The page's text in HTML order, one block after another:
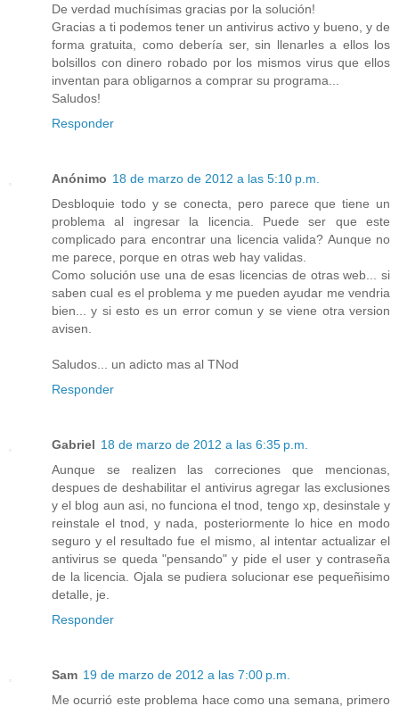
De verdad muchísimas gracias por la solución!
Gracias a ti podemos tener un antivirus activo y bueno, y de
forma gratuita, como debería ser, sin llenarles a ellos los
bolsillos con dinero robado por los mismos virus que ellos
inventan para obligarnos a comprar su programa...
Saludos!
Responder
Anónimo 18 de marzo de 2012 a las 5:10 p.m.
Desbloquie todo y se conecta, pero parece que tiene un
problema al ingresar la licencia. Puede ser que este
complicado para encontrar una licencia valida? Aunque no
me parece, porque en otras web hay validas.
Como solución use una de esas licencias de otras web... si
saben cual es el problema y me pueden ayudar me vendria
bien... y si esto es un error comun y se viene otra version
avisen.
Saludos... un adicto mas al TNod
Responder
Gabriel 18 de marzo de 2012 a las 6:35 p.m.
Aunque se realizen las correciones que mencionas,
despues de deshabilitar el antivirus agregar las exclusiones
y el blog aun asi, no funciona el tnod, tengo xp, desinstale y
reinstale el tnod, y nada, posteriormente lo hice en modo
seguro y el resultado fue el mismo, al intentar actualizar el
antivirus se queda "pensando" y pide el user y contraseña
de la licencia. Ojala se pudiera solucionar ese pequeñisimo
detalle, je.
Responder
Sam 19 de marzo de 2012 a las 7:00 p.m.
Me ocurrió este problema hace como una semana, primero